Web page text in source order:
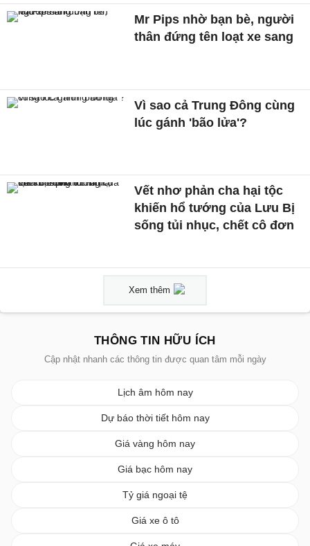
Mr Pips nhờ bạn bè, người
thân đứng tên loạt xe sang
Vì sao cả Trung Đông cùng
lúc gánh 'bão lửa'?
Vết nhơ phản cha hại tộc
khiến hổ tướng của Lưu Bị
sống tủi nhục, chết cô đơn
Xem thêm
THÔNG TIN HỮU ÍCH
Cập nhật nhanh các thông tin được quan tâm mỗi ngày
Lịch âm hôm nay
Dự báo thời tiết hôm nay
Giá vàng hôm nay
Giá bạc hôm nay
Tỷ giá ngoại tệ
Giá xe ô tô